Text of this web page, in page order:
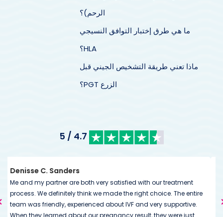
الرحم)؟
ما هي طرق إختبار التوافق النسيجي
HLA؟
ماذا تعني طريقة التشخيص الجيني قبل
الزرع PGT؟
4.7 / 5
with our treatment
the right choice. The entire
IVF and very supportive.
result, they were just
We’ve had excellent communication
the very start. During treatment stage,
have been more accommodating and
experience so far has been